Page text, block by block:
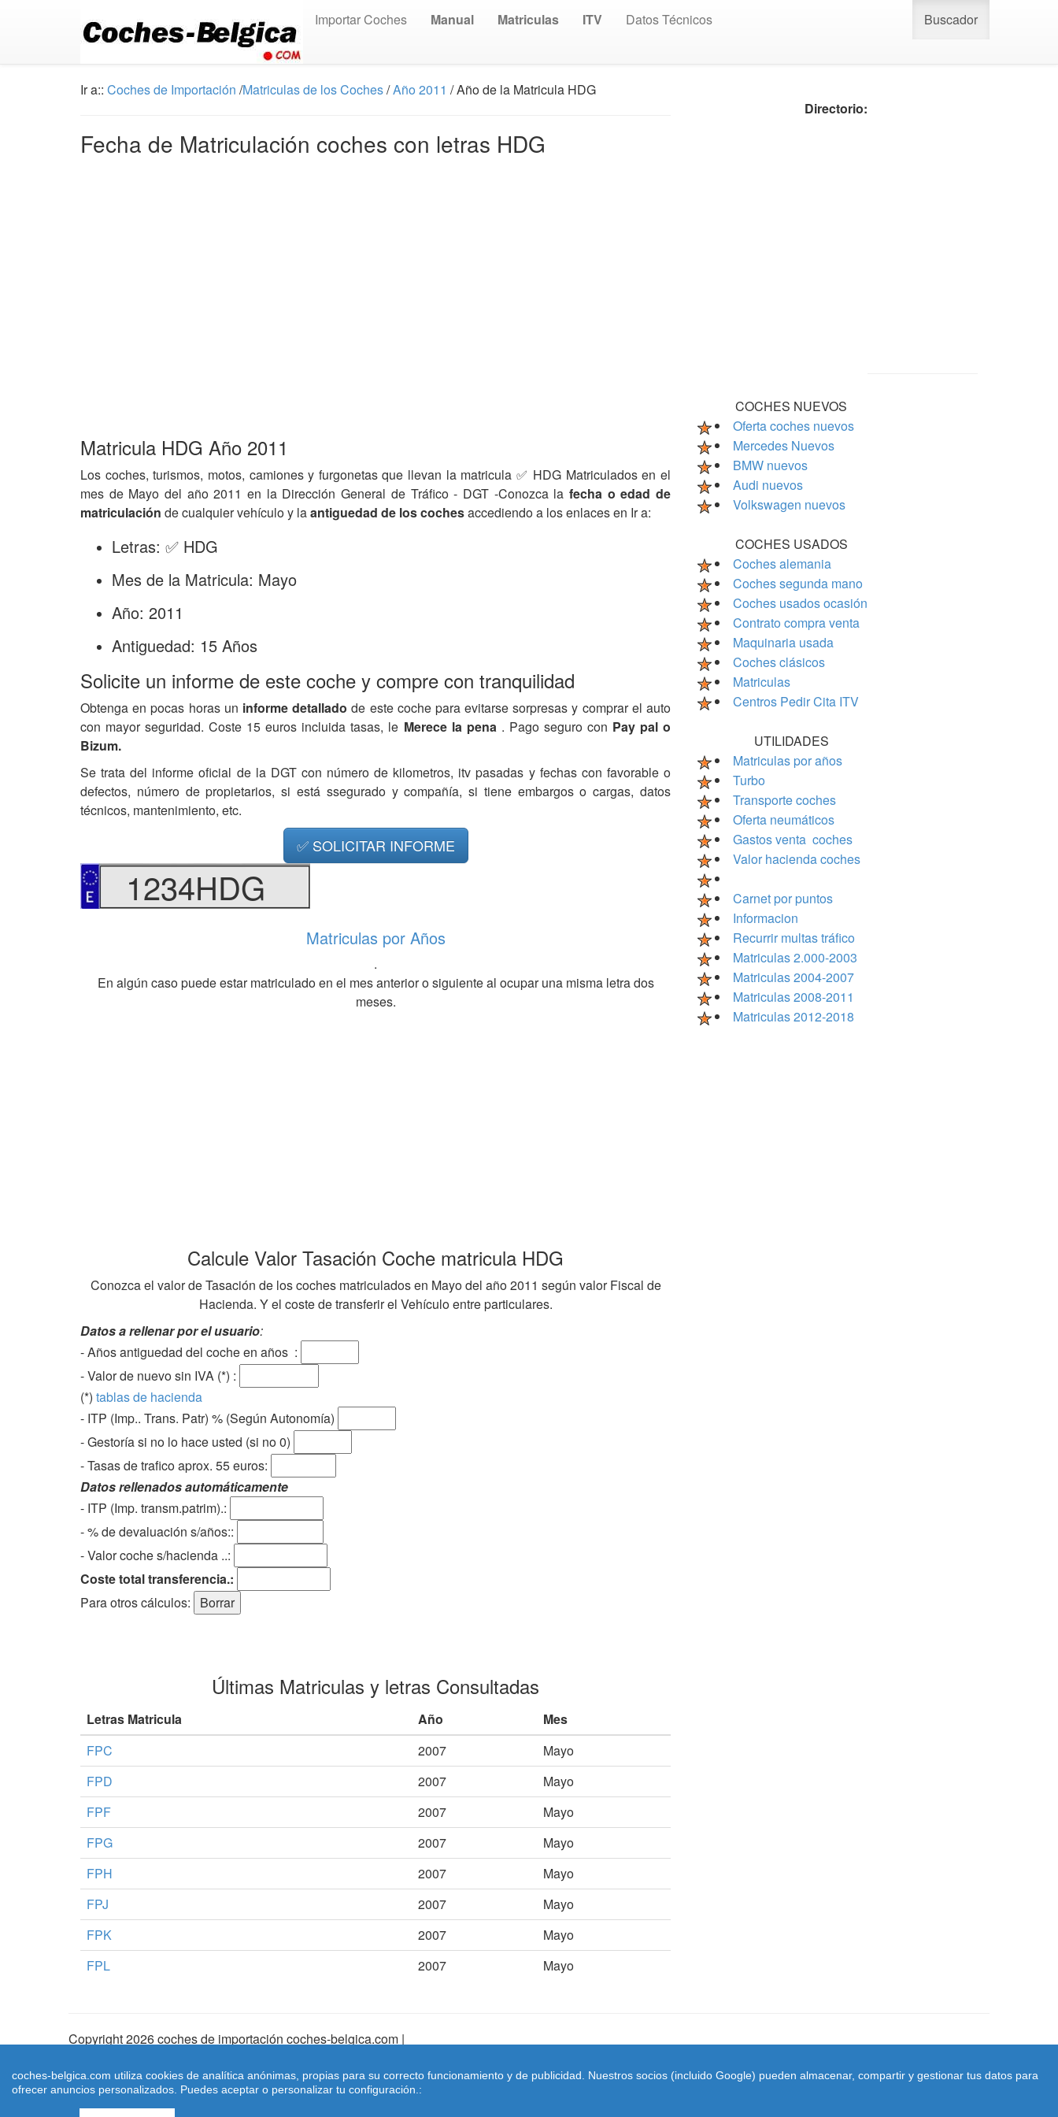
Importar Coches Manual Matriculas ITV Datos Técnicos Buscador
Ir a:: Coches de Importación /Matriculas de los Coches/Año 2011 / Año de la Matricula HDG
Fecha de Matriculación coches con letras HDG
Matricula HDG Año 2011
Los coches, turismos, motos, camiones y furgonetas que llevan la matricula ✅ HDG Matriculados en el
mes de Mayo del año 2011 en la Dirección General de Tráfico - DGT -Conozca la fecha o edad de
matriculación de cualquier vehículo y laantiguedad de los cochesaccediendo a los enlaces en Ir a:
Letras: ✅ HDG
Mes de la Matricula: Mayo
Año: 2011
Antiguedad: 15 Años
Solicite un informe de este coche y compre con tranquilidad
Obtenga en pocas horas un informe detalladode este coche para evitarse sorpresas y comprar el auto
con mayor seguridad. Coste 15 euros incluida tasas, le Merece la pena . Pago seguro con Pay pal o
Bizum.
Se trata del informe oficial de la DGT con número de kilometros, itv pasadas y fechas con favorable o
defectos, número de propietarios, si está ssegurado y compañía, si tiene embargos o cargas, datos
técnicos, mantenimiento, etc.
✅ SOLICITAR INFORME
1234HDG
Matriculas por Años
.
En algún caso puede estar matriculado en el mes anterior o siguiente al ocupar una misma letra dos
meses.
Calcule Valor Tasación Coche matricula HDG
Conozca el valor de Tasación de los coches matriculados en Mayo del año 2011 según valor Fiscal de
Hacienda. Y el coste de transferir el Vehículo entre particulares.
Datos a rellenar por el usuario:
- Años antiguedad del coche en años :
- Valor de nuevo sin IVA (*) :
(*) tablas de hacienda
- ITP (Imp.. Trans. Patr) % (Según Autonomía)
- Gestoría si no lo hace usted (si no 0)
-Tasas de trafico aprox. 55 euros:
Datos rellenados automáticamente
- ITP (Imp. transm.patrim).:
- % de devaluación s/años::
- Valor coche s/hacienda ..:
Coste total transferencia.:
Para otros cálculos:
Últimas Matriculas y letras Consultadas
Letras Matricula Año
Mes
FPC
2007
Mayo
FPD
2007
Mayo
FPF
2007
Mayo
FPG
2007
Mayo
FPH
2007
Mayo
FPJ
2007
Mayo
FPK
2007
Mayo
FPL
2007 Mayo
Directorio:
COCHES NUEVOS
Oferta coches nuevos
Mercedes Nuevos
BMW nuevos
Audi nuevos
Volkswagen nuevos
COCHES USADOS
Coches alemania
Coches segunda mano
Coches usados ocasión
Contrato compra venta
Maquinaria usada
Coches clásicos
Matriculas
Centros Pedir Cita ITV
UTILIDADES
Matriculas por años
Turbo
Transporte coches
Oferta neumáticos
Gastos venta coches
Valor hacienda coches
Carnet por puntos
Informacion
Recurrir multas tráfico
Matriculas 2.000-2003
Matriculas 2004-2007
Matriculas 2008-2011
Matriculas 2012-2018
Copyright 2026 coches de importación coches-belgica.com |
Coches-belgica.com
coches-belgica.com utiliza cookies de analítica anónimas, propias para su correcto funcionamiento y de publicidad. Nuestros socios (incluido Google) pueden almacenar, compartir y gestionar tus datos para
ofrecer anuncios personalizados. Puedes aceptar o personalizar tu configuración.: